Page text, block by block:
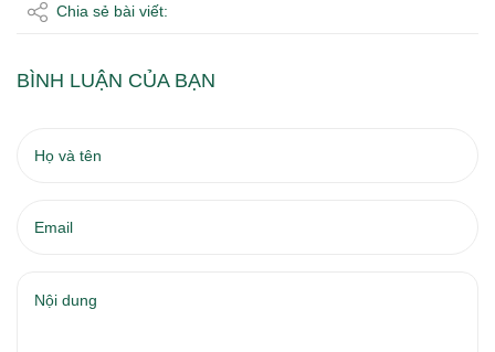
Chia sẻ bài viết:
BÌNH LUẬN CỦA BẠN